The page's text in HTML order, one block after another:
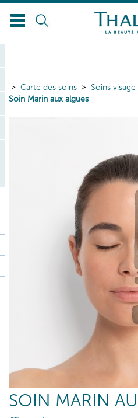
Carte des soins Soins visage
Soin Marin aux algues
SOIN MARIN